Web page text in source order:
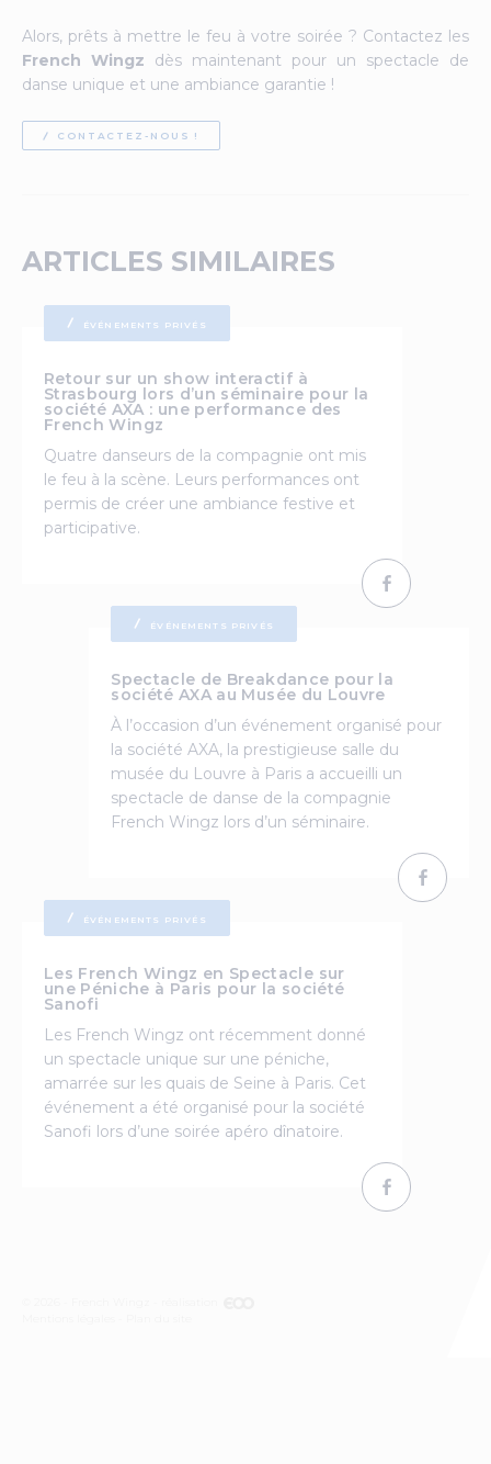
Alors, prêts à mettre le feu à votre soirée ? Contactez les
French Wingz dès maintenant pour un spectacle de
danse unique et une ambiance garantie !
CONTACTEZ-NOUS !
ARTICLES SIMILAIRES
ÉVÉNEMENTS PRIVÉS
Retour sur un show interactif à
Strasbourg lors d’un séminaire pour la
société AXA : une performance des
French Wingz
Quatre danseurs de la compagnie ont mis
le feu à la scène. Leurs performances ont
permis de créer une ambiance festive et
participative.
ÉVÉNEMENTS PRIVÉS
Spectacle de Breakdance pour la
société AXA au Musée du Louvre
À l’occasion d’un événement organisé pour
la société AXA, la prestigieuse salle du
musée du Louvre à Paris a accueilli un
spectacle de danse de la compagnie
French Wingz lors d’un séminaire.
ÉVÉNEMENTS PRIVÉS
Les French Wingz en Spectacle sur
une Péniche à Paris pour la société
Sanofi
Les French Wingz ont récemment donné
un spectacle unique sur une péniche,
amarrée sur les quais de Seine à Paris. Cet
événement a été organisé pour la société
Sanofi lors d’une soirée apéro dînatoire.